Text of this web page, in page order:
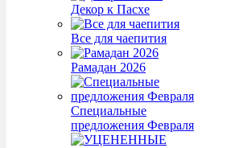
Декор к Пасхе
Все для чаепития
Рамадан 2026
Специальные
предложения Февраля